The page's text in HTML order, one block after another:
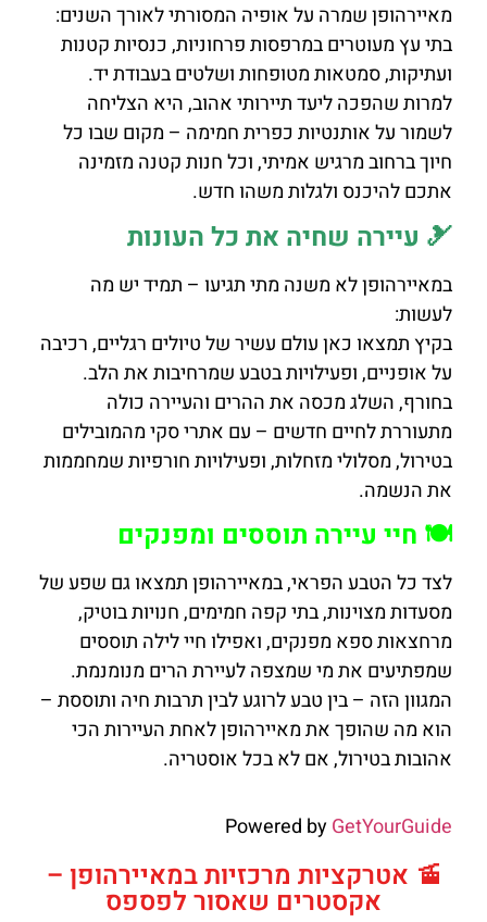
מאיירהופן שמרה על אופיה המסורתי לאורך השנים:
בתי עץ מעוטרים במרפסות פרחוניות, כנסיות קטנות
ועתיקות, סמטאות מטופחות ושלטים בעבודת יד.
למרות שהפכה ליעד תיירותי אהוב, היא הצליחה
לשמור על אותנטיות כפרית חמימה – מקום שבו כל
חיוך ברחוב מרגיש אמיתי, וכל חנות קטנה מזמינה
אתכם להיכנס ולגלות משהו חדש.
🎿 עיירה שחיה את כל העונות
במאיירהופן לא משנה מתי תגיעו – תמיד יש מה
לעשות:
בקיץ תמצאו כאן עולם עשיר של טיולים רגליים, רכיבה
על אופניים, ופעילויות בטבע שמרחיבות את הלב.
בחורף, השלג מכסה את ההרים והעיירה כולה
מתעוררת לחיים חדשים – עם אתרי סקי מהמובילים
בטירול, מסלולי מזחלות, ופעילויות חורפיות שמחממות
את הנשמה.
🍽️ חיי עיירה תוססים ומפנקים
לצד כל הטבע הפראי, במאיירהופן תמצאו גם שפע של
מסעדות מצוינות, בתי קפה חמימים, חנויות בוטיק,
מרחצאות ספא מפנקים, ואפילו חיי לילה תוססים
שמפתיעים את מי שמצפה לעיירת הרים מנומנמת.
המגוון הזה – בין טבע לרוגע לבין תרבות חיה ותוססת –
הוא מה שהופך את מאיירהופן לאחת העיירות הכי
אהובות בטירול, אם לא בכל אוסטריה.
Powered byGetYourGuide
🚡 אטרקציות מרכזיות במאיירהופן –
אקסטרים שאסור לפספס